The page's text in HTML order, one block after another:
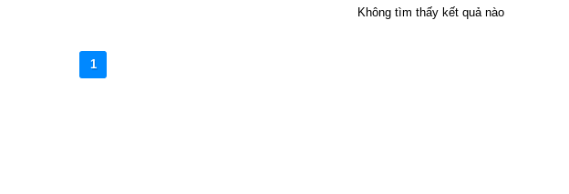
Không tìm thấy kết quả nào
1